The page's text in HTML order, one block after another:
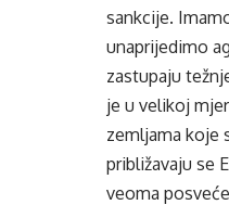
sankcije.
unaprijedimo
zastupaju
je u velikoj
zemljama koje
približavaju se
veoma